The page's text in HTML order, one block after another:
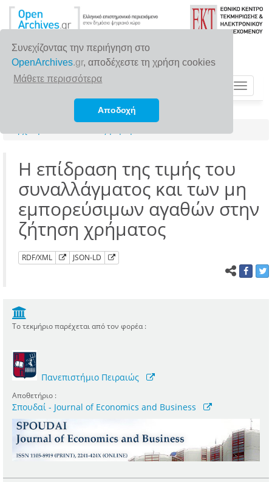
Συνεχίζοντας την περιήγηση στο
OpenArchives.gr, αποδέχεστε τη χρήση cookies
Μάθετε περισσότερα
Αποδοχή
Toggle
Η επίδραση της τιμής του
συναλλάγματος και των μη
εμπορεύσιμων αγαθών στην
ζήτηση χρήματος
RDF/XML JSON-LD
Το τεκμήριο παρέχεται από τον φορέα :
Πανεπιστήμιο Πειραιώς
Αποθετήριο :
Σπουδαί - Journal of Economics and Business